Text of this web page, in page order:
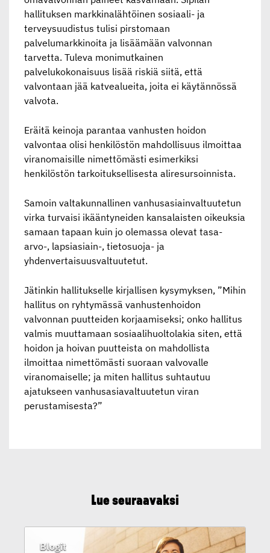
hallituksen markkinalähtöinen sosiaali- ja
terveysuudistus tulisi pirstomaan
palvelumarkkinoita ja lisäämään valvonnan
tarvetta. Tuleva monimutkainen
palvelukokonaisuus lisää riskiä siitä, että
valvontaan jää katvealueita, joita ei käytännössä
valvota.
Eräitä keinoja parantaa vanhusten hoidon
valvontaa olisi henkilöstön mahdollisuus ilmoittaa
viranomaisille nimettömästi esimerkiksi
henkilöstön tarkoituksellisesta aliresursoinnista.
Samoin valtakunnallinen vanhusasiainvaltuutetun
virka turvaisi ikääntyneiden kansalaisten oikeuksia
samaan tapaan kuin jo olemassa olevat tasa-
arvo-, lapsiasiain-, tietosuoja- ja
yhdenvertaisuusvaltuutetut.
Jätinkin hallitukselle kirjallisen kysymyksen, ”Mihin
hallitus on ryhtymässä vanhustenhoidon
valvonnan puutteiden korjaamiseksi; onko hallitus
valmis muuttamaan sosiaalihuoltolakia siten, että
hoidon ja hoivan puutteista on mahdollista
ilmoittaa nimettömästi suoraan valvovalle
viranomaiselle; ja miten hallitus suhtautuu
ajatukseen vanhusasiavaltuutetun viran
perustamisesta?”
Lue seuraavaksi
Blogit